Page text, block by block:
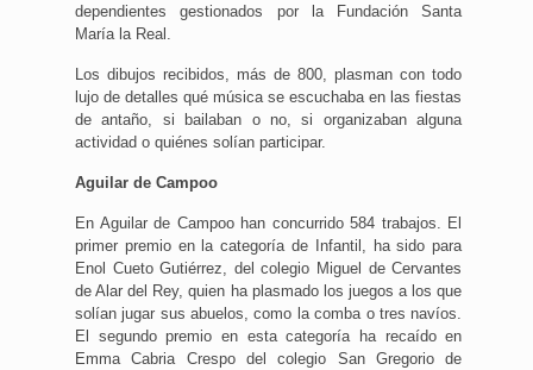
dependientes gestionados por la Fundación Santa
María la Real.
Los dibujos recibidos, más de 800, plasman con todo
lujo de detalles qué música se escuchaba en las fiestas
de antaño, si bailaban o no, si organizaban alguna
actividad o quiénes solían participar.
Aguilar de Campoo
En Aguilar de Campoo han concurrido 584 trabajos. El
primer premio en la categoría de Infantil, ha sido para
Enol Cueto Gutiérrez, del colegio Miguel de Cervantes
de Alar del Rey, quien ha plasmado los juegos a los que
solían jugar sus abuelos, como la comba o tres navíos.
El segundo premio en esta categoría ha recaído en
Emma Cabria Crespo del colegio San Gregorio de